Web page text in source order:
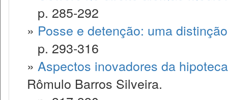
p. 285-292
» Posse e detenção: uma
p. 293-316
» Aspectos inovadores da
Rômulo Barros Silveira.